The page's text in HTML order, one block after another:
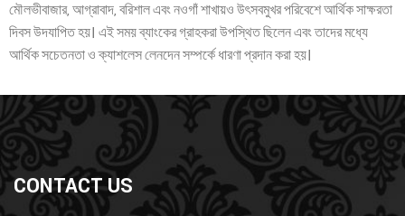
মৌলভীবাজার, আগ্রাবাদ, বরিশাল এবং নওগাঁ শাখায়ও উৎসবমুখর পরিবেশে আর্থিক সাক্ষরতা
দিবস উদযাপিত হয়। এই সময় ব্যাংকের গ্রাহকরা উপস্থিত ছিলেন এবং তাদের মধ্যে
আর্থিক সচেতনতা ও ক্যাশলেস লেনদেন সম্পর্কে ধারণা প্রদান করা হয়।
CONTACT US